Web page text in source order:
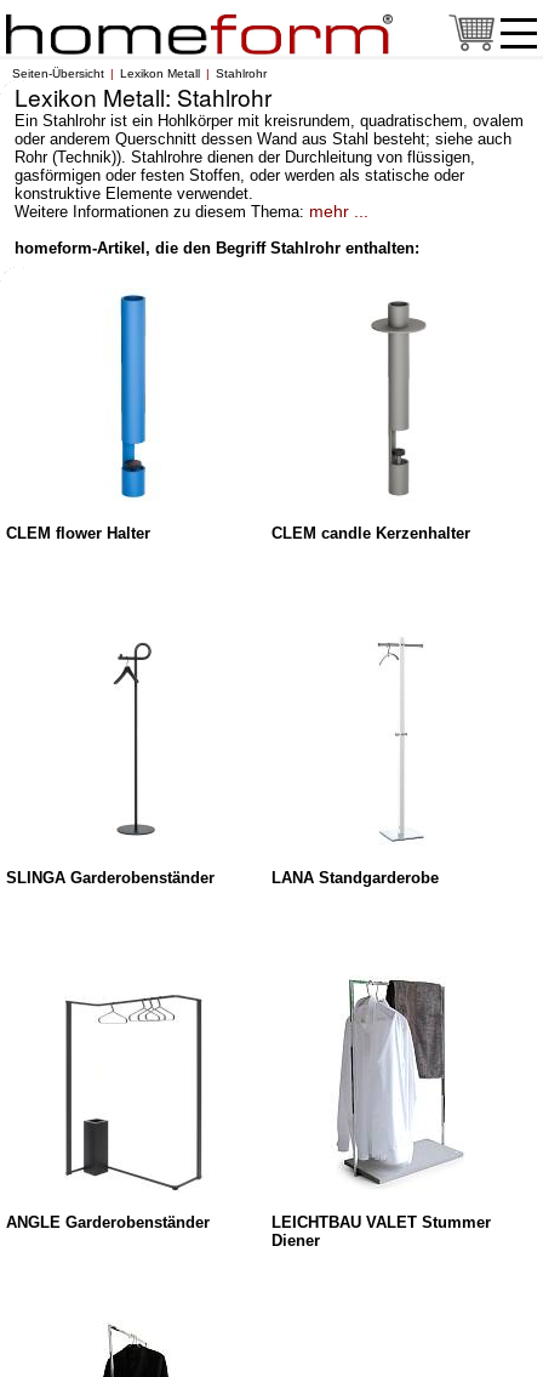
Seiten-Übersicht Lexikon Metall Stahlrohr
Lexikon Metall: Stahlrohr
Ein Stahlrohr ist ein Hohlkörper mit kreisrundem, quadratischem, ovalem
oder anderem Querschnitt dessen Wand aus Stahl besteht; siehe auch
Rohr (Technik)). Stahlrohre dienen der Durchleitung von flüssigen,
gasförmigen oder festen Stoffen, oder werden als statische oder
konstruktive Elemente verwendet.
Weitere Informationen zu diesem Thema: mehr ...
homeform-Artikel, die den Begriff Stahlrohr enthalten:
CLEM flower Halter CLEM candle Kerzenhalter
SLINGA Garderobenständer LANA Standgarderobe
ANGLE Garderobenständer
LEICHTBAU VALET Stummer
Diener